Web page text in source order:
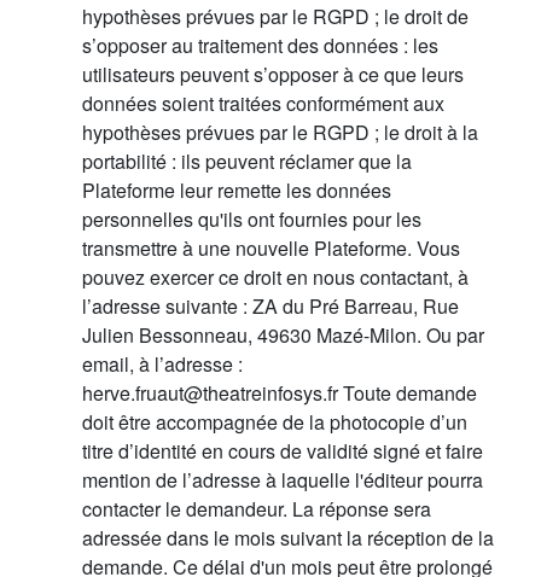
hypothèses prévues par le RGPD ; le droit de
s’opposer au traitement des données : les
utilisateurs peuvent s’opposer à ce que leurs
données soient traitées conformément aux
hypothèses prévues par le RGPD ; le droit à la
portabilité : ils peuvent réclamer que la
Plateforme leur remette les données
personnelles qu'ils ont fournies pour les
transmettre à une nouvelle Plateforme. Vous
pouvez exercer ce droit en nous contactant, à
l’adresse suivante : ZA du Pré Barreau, Rue
Julien Bessonneau, 49630 Mazé-Milon. Ou par
email, à l’adresse :
herve.fruaut@theatreinfosys.fr Toute demande
doit être accompagnée de la photocopie d’un
titre d’identité en cours de validité signé et faire
mention de l’adresse à laquelle l'éditeur pourra
contacter le demandeur. La réponse sera
adressée dans le mois suivant la réception de la
demande. Ce délai d'un mois peut être prolongé